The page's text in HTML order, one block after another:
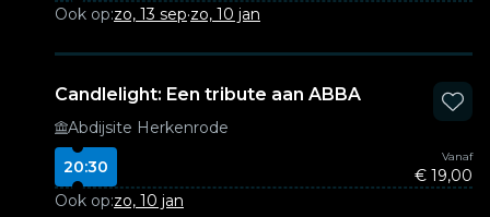
Ook op:zo, 13 sep·zo, 10 jan
Candlelight: Een tribute aan ABBA
Abdijsite Herkenrode
20:30
Vanaf
€ 19,00
Ook op:zo, 10 jan